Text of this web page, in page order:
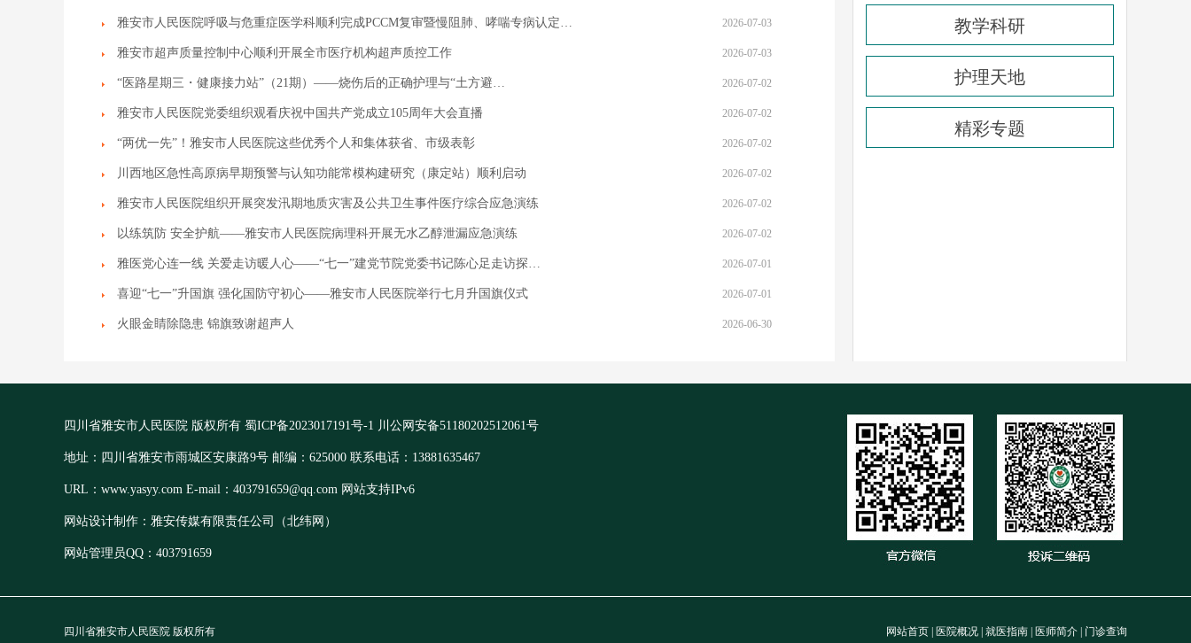
雅安市人民医院呼吸与危重症医学科顺利完成PCCM复审暨慢阻肺、哮喘专病认定… 2026-07-03
雅安市超声质量控制中心顺利开展全市医疗机构超声质控工作 2026-07-03
“医路星期三・健康接力站”（21期）——烧伤后的正确护理与“土方避… 2026-07-02
雅安市人民医院党委组织观看庆祝中国共产党成立105周年大会直播 2026-07-02
“两优一先”！雅安市人民医院这些优秀个人和集体获省、市级表彰 2026-07-02
川西地区急性高原病早期预警与认知功能常模构建研究（康定站）顺利启动 2026-07-02
雅安市人民医院组织开展突发汛期地质灾害及公共卫生事件医疗综合应急演练 2026-07-02
以练筑防 安全护航——雅安市人民医院病理科开展无水乙醇泄漏应急演练 2026-07-02
雅医党心连一线 关爱走访暖人心——“七一”建党节院党委书记陈心足走访探… 2026-07-01
喜迎“七一”升国旗 强化国防守初心——雅安市人民医院举行七月升国旗仪式 2026-07-01
火眼金睛除隐患 锦旗致谢超声人 2026-06-30
教学科研
护理天地
精彩专题
四川省雅安市人民医院 版权所有 蜀ICP备2023017191号-1 川公网安备51180202512061号
地址：四川省雅安市雨城区安康路9号 邮编：625000 联系电话：13881635467
URL：www.yasyy.com E-mail：403791659@qq.com 网站支持IPv6
网站设计制作：雅安传媒有限责任公司（北纬网）
网站管理员QQ：403791659
四川省雅安市人民医院 版权所有 网站首页 医院概况 就医指南 医师简介 门诊查询